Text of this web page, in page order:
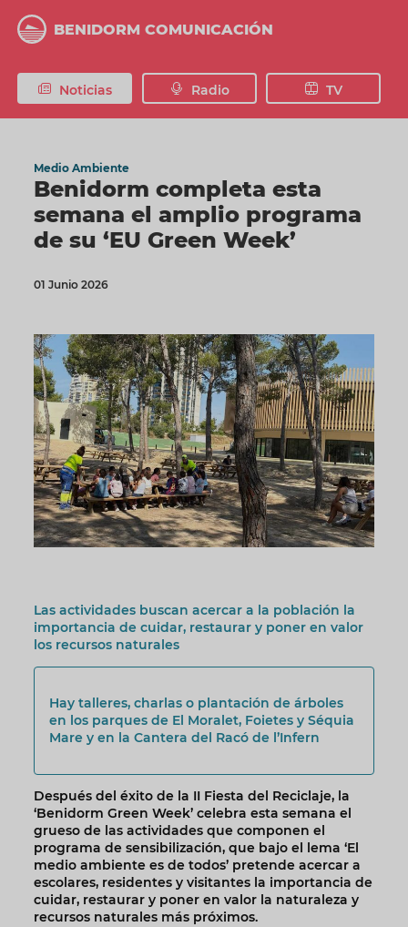
contenido
BENIDORM COMUNICACIÓN
Noticias Radio TV
Medio Ambiente
Benidorm completa esta
semana el amplio programa
de su ‘EU Green Week’
01 Junio 2026
Las actividades buscan acercar a la población la
importancia de cuidar, restaurar y poner en valor
los recursos naturales
Hay talleres, charlas o plantación de árboles
en los parques de El Moralet, Foietes y Séquia
Mare y en la Cantera del Racó de l’Infern
Después del éxito de la II Fiesta del Reciclaje, la
‘Benidorm Green Week’ celebra esta semana el
grueso de las actividades que componen el
programa de sensibilización, que bajo el lema ‘El
medio ambiente es de todos’ pretende acercar a
escolares, residentes y visitantes la importancia de
cuidar, restaurar y poner en valor la naturaleza y
recursos naturales más próximos.